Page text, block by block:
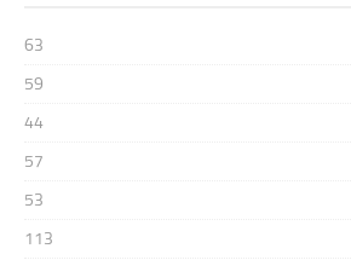
63
59
44
57
53
113